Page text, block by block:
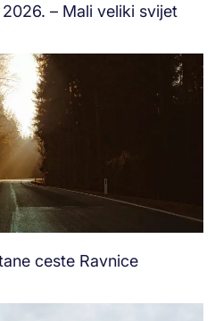
– Mali veliki svijet
ceste Ravnice